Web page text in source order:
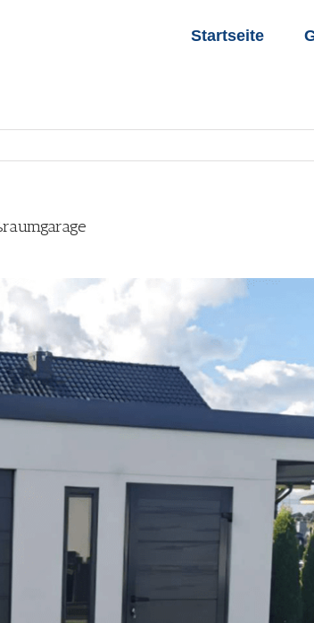
Startseite